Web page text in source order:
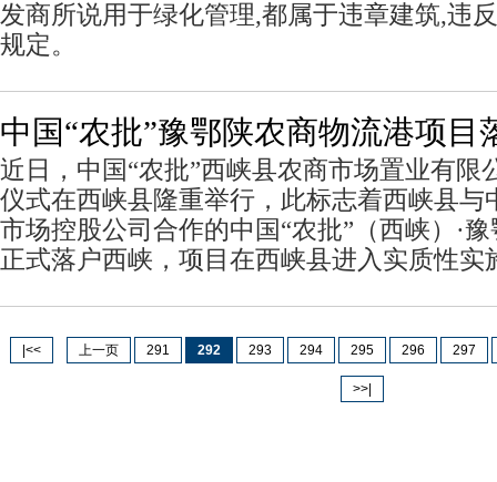
发商所说用于绿化管理,都属于违章建筑,违
规定。
中国“农批”豫鄂陕农商物流港项目
近日，中国“农批”西峡县农商市场置业有限
仪式在西峡县隆重举行，此标志着西峡县与
市场控股公司合作的中国“农批”（西峡）·
正式落户西峡，项目在西峡县进入实质性实
|<< 上一页 291 292 293 294 295 296 297
>>|